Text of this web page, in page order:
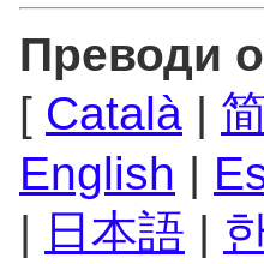
Преводи
[ Català |
English |
| 日本語 |